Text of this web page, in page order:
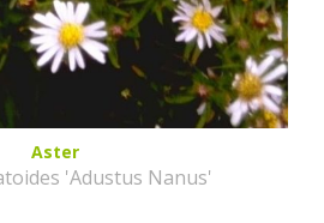
Aster
'Adustus Nanus'